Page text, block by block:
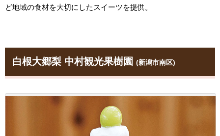
ど地域の食材を大切にしたスイーツを提供。
白根大郷梨 中村観光果樹園 (新潟市南区)